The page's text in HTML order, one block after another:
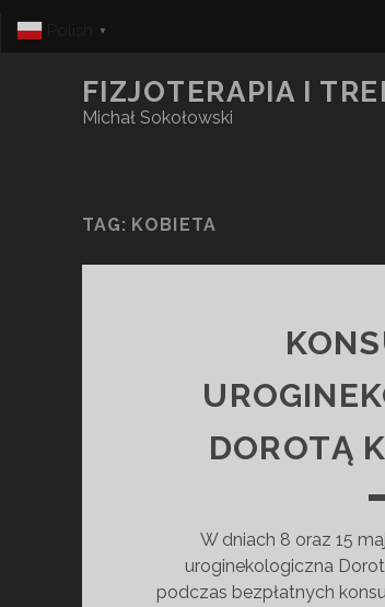
FIZJOTERAPIA I
Michał Sokołowski
TAG: KOBIETA
DOROTĄ
W dniach 8 oraz 15
uroginekologiczna
podczas bezpłatnych
▼